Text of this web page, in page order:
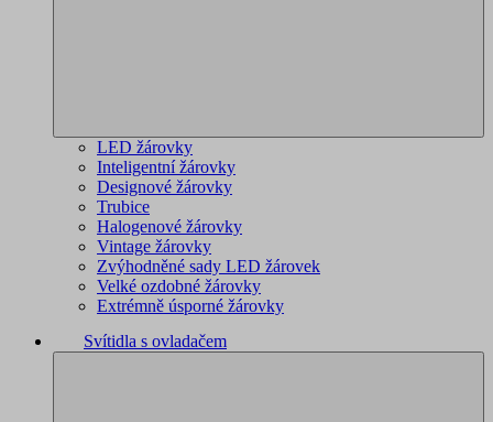
LED žárovky
Inteligentní žárovky
Designové žárovky
Trubice
Halogenové žárovky
Vintage žárovky
Zvýhodněné sady LED žárovek
Velké ozdobné žárovky
Extrémně úsporné žárovky
Svítidla s ovladačem